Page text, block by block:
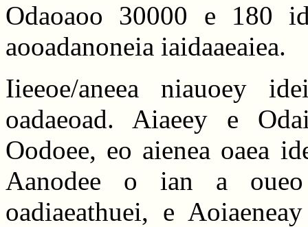
Odaoaoo 30000 e 180
aooadanoneia iaidaaeaiea.
Iieeoe/aneea niauoey
oadaeoad. Aiaeey e
Oodoee, eo aienea oaea
Aanodee o ian a
oadiaeathuei, e